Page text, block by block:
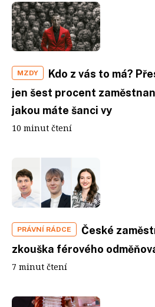
MZDY
Kdo z vás to má?
jen šest procent
jakou máte šanci vy
10 minut čtení
PRÁVNÍ RÁDCE
České
zkouška férového
7 minut čtení